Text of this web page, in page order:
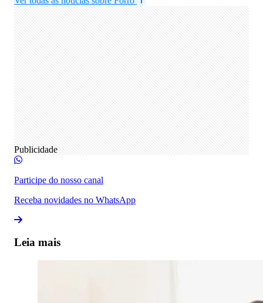
Publicidade
Participe do nosso canal
Receba novidades no WhatsApp
Leia mais